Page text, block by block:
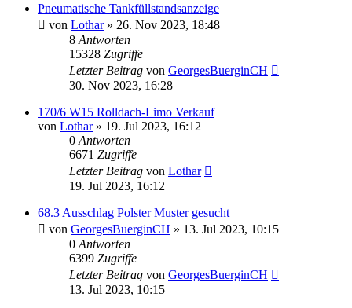
Pneumatische Tankfüllstandsanzeige
von Lothar» 26. Nov 2023, 18:48
8 Antworten
15328 Zugriffe
Letzter Beitrag von GeorgesBuerginCH
30. Nov 2023, 16:28
170/6 W15 Rolldach-Limo Verkauf
von Lothar» 19. Jul 2023, 16:12
0 Antworten
6671 Zugriffe
Letzter Beitrag von Lothar
19. Jul 2023, 16:12
68.3 Ausschlag Polster Muster gesucht
von GeorgesBuerginCH » 13. Jul 2023, 10:15
0 Antworten
6399 Zugriffe
Letzter Beitrag von GeorgesBuerginCH
13. Jul 2023, 10:15